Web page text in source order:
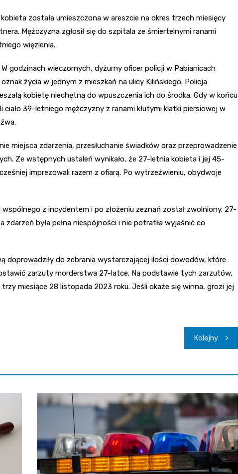
została umieszczona w areszcie na okres trzech miesięcy
Mężczyzna zgłosił się do szpitala ze śmiertelnymi ranami
więzienia.
godzinach wieczornych, dyżurny oficer policji w Pabianicach
życia w jednym z mieszkań na ulicy Kilińskiego. Policja
kobietę niechętną do wpuszczenia ich do środka. Gdy w końcu
39-letniego mężczyzny z ranami kłutymi klatki piersiowej w
miejsca zdarzenia, przesłuchanie świadków oraz przeprowadzenie
Ze wstępnych ustaleń wynikało, że 27-letnia kobieta i jej 45-
imprezowali razem z ofiarą. Po wytrzeźwieniu, obydwoje
z incydentem i po złożeniu zeznań został zwolniony. 27-
była pełna niespójności i nie potrafiła wyjaśnić co
doprowadziły do zebrania wystarczającej ilości dowodów, które
zarzuty morderstwa 27-latce. Na podstawie tych zarzutów,
miesiące 28 listopada 2023 roku. Jeśli okaże się winna, grozi jej
Kolejny